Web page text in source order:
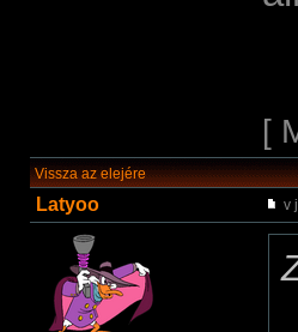
[
Vissza az elejére
Latyoo v